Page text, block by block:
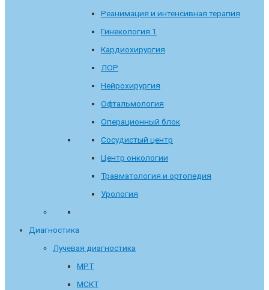
Реанимация и интенсивная терапия
Гинекология 1
Кардиохирургия
ЛОР
Нейрохирургия
Офтальмология
Операционный блок
Сосудистый центр
Центр онкологии
Травматология и ортопедия
Урология
Диагностика
Лучевая диагностика
МРТ
МСКТ